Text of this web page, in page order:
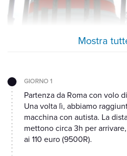
Mostra
GIORNO 1
Partenza da Roma con volo
Una volta lì, abbiamo
macchina con autista. La
mettono circa 3h per
ai 110 euro (9500R).